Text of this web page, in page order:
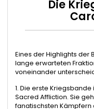
Die
Eines der Highlights der
lange erwarteten
voneinander
1. Die erste
Sacred Affliction. Sie
fanatischsten Kämpfern